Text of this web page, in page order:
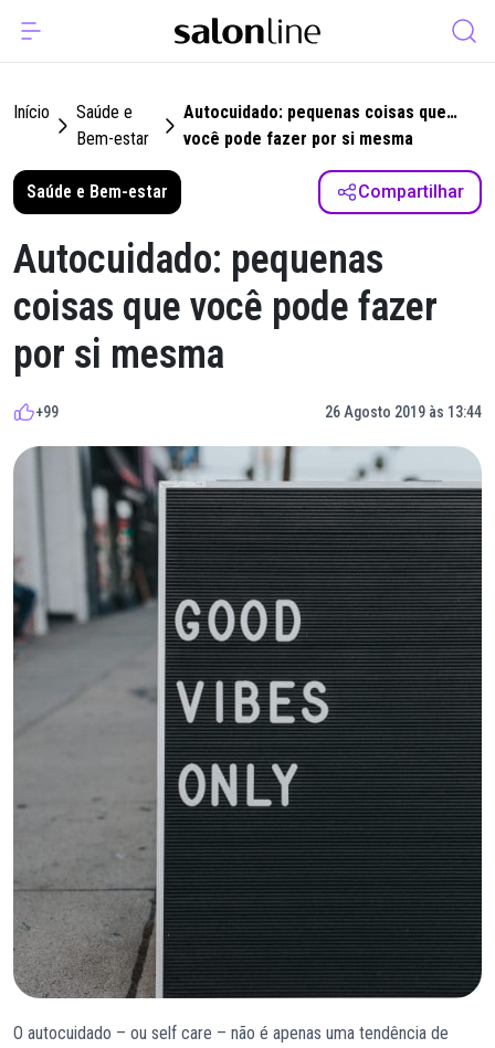
Início
Saúde e
Bem-estar
Autocuidado: pequenas coisas que
você pode fazer por si mesma
Saúde e Bem-estar Compartilhar
Autocuidado: pequenas
coisas que você pode fazer
por si mesma
+99 26 Agosto 2019 às 13:44
O autocuidado – ou self care – não é apenas uma tendência de